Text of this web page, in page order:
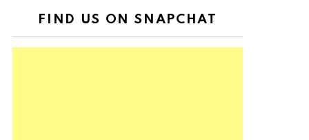
FIND US ON SNAPCHAT